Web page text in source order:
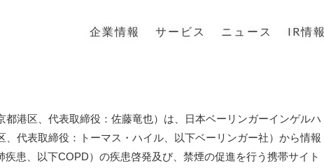
企業情報 サービス ニュース IR情報
都港区、代表取締役：佐藤竜也）は、日本ベーリンガーインゲルハ
、代表取締役：トーマス・ハイル、以下ベーリンガー社）から情報
患、以下COPD）の疾患啓発及び、禁煙の促進を行う携帯サイト